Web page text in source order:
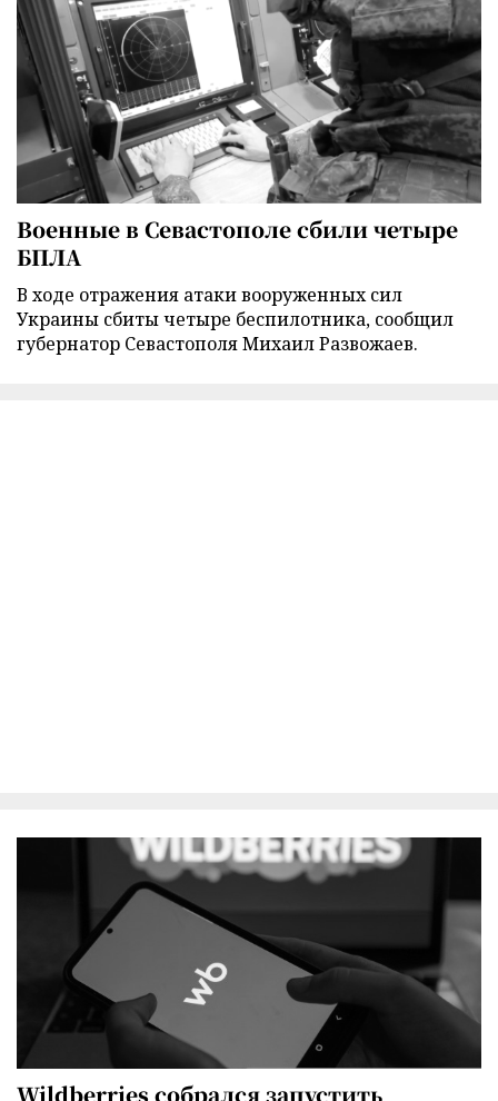
Военные в Севастополе сбили четыре
БПЛА
В ходе отражения атаки вооруженных сил
Украины сбиты четыре беспилотника, сообщил
губернатор Севастополя Михаил Развожаев.
Wildberries собрался запустить